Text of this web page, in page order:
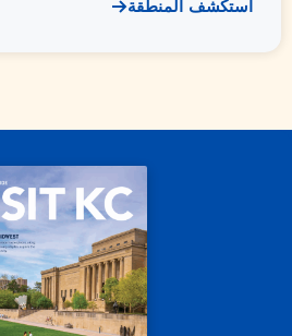
استكشف المنطقة